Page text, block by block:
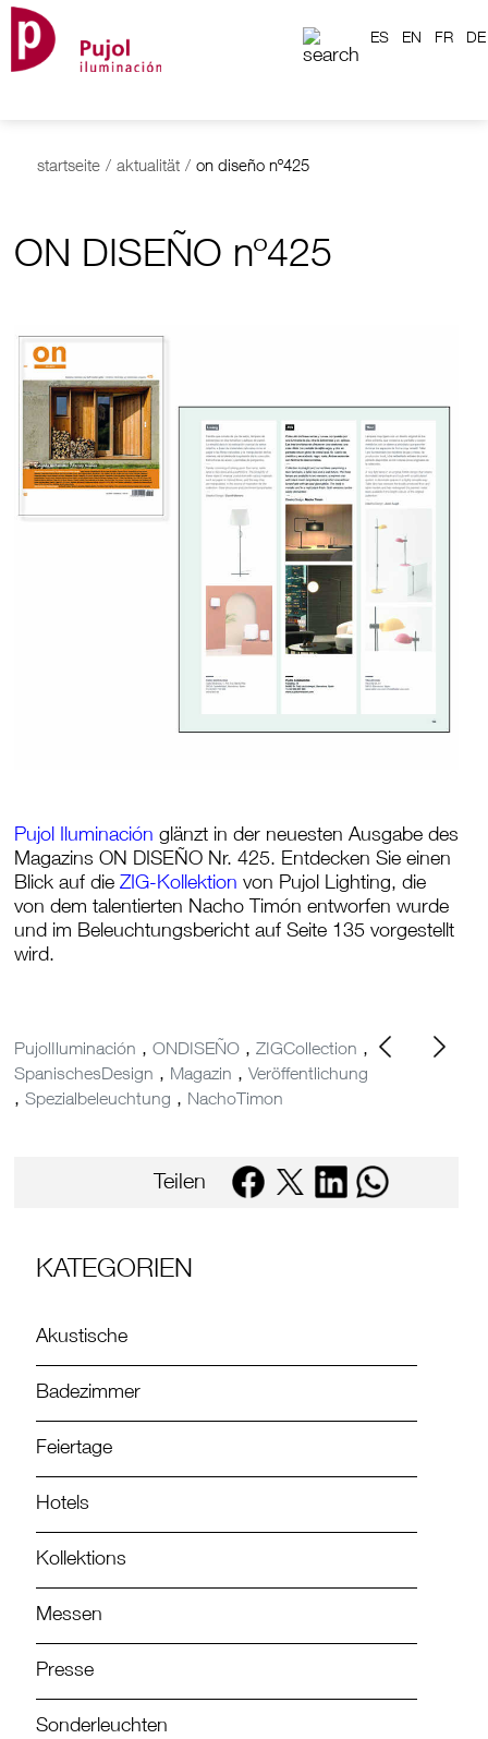
ES EN FR DE
startseite / aktualität / on diseño nº425
ON DISEÑO nº425
Pujol Iluminación glänzt in der neuesten Ausgabe des
Magazins ON DISEÑO Nr. 425. Entdecken Sie einen
Blick auf dieZIG-Kollektion von Pujol Lighting, die
von dem talentierten Nacho Timón entworfen wurde
und im Beleuchtungsbericht auf Seite 135 vorgestellt
wird.
PujolIluminación ,ONDISEÑO ,ZIGCollection ,
SpanischesDesign , Magazin ,Veröffentlichung
,Spezialbeleuchtung , NachoTimon
Teilen
KATEGORIEN
Akustische
Badezimmer
Feiertage
Hotels
Kollektions
Messen
Presse
Sonderleuchten